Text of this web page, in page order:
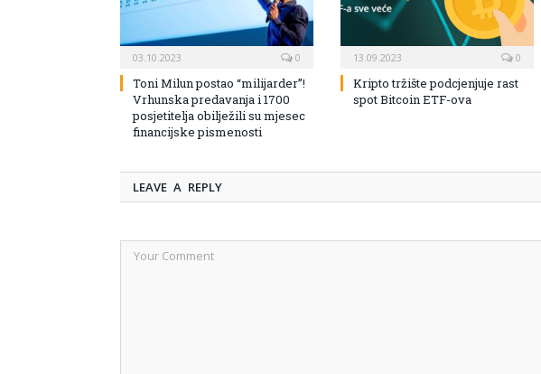
03.10.2023 0
Toni Milun postao “milijarder”!
Vrhunska predavanja i 1700
posjetitelja obilježili su mjesec
financijske pismenosti
13.09.2023 0
Kripto tržište podcjenjuje rast
spot Bitcoin ETF-ova
LEAVE A REPLY